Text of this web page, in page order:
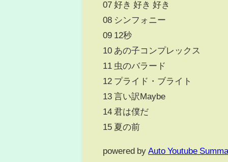
07 好き 好き 好き
08 シンフォニー
09 12秒
10 あの子コンプレックス
11 虫のバラード
12 プライド・ブライト
13 言い訳Maybe
14 君は僕だ
15 夏の前
powered by Auto Youtube